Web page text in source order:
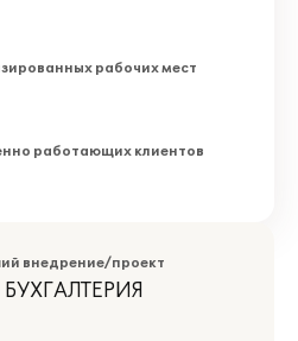
рабочих мест
работающих клиентов
внедрение/проект